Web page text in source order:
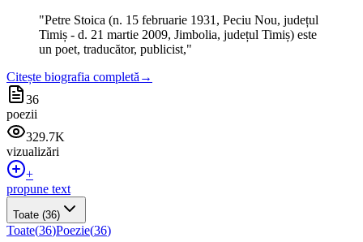
"Petre Stoica (n. 15 februarie 1931, Peciu Nou, județul
Timiș - d. 21 martie 2009, Jimbolia, județul Timiș) este
un poet, traducător, publicist,"
Citește biografia completă →
36
poezii
329.7K
vizualizări
+
propune text
Toate (36)
Toate(36)Poezie(36)